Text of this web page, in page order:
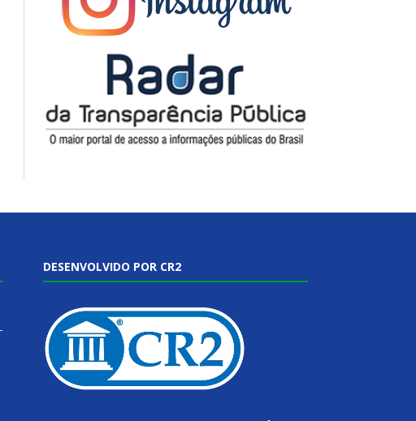
DESENVOLVIDO POR CR2